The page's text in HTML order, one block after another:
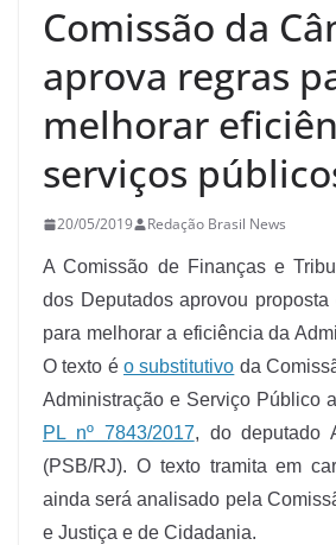
Comissão da
aprova regras
melhorar
serviços
20/05/2019 Redação Brasil News
A Comissão de Finanças e
dos Deputados aprovou
para melhorar a eficiência da
O texto é o substitutivo da
Administração e Serviço Público
PL nº 7843/2017, do deputado
(PSB/RJ). O texto tramita em
ainda será analisado pela
e Justiça e de Cidadania.